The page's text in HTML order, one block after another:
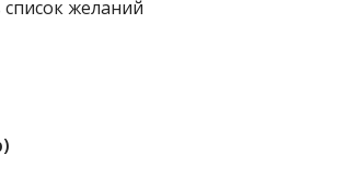
желаний